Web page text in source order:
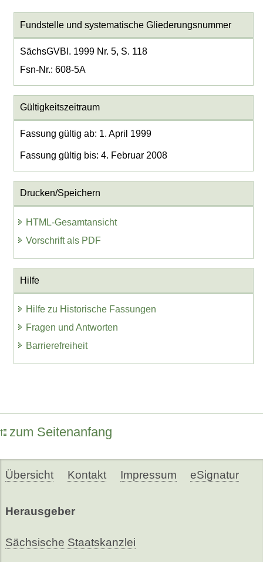
Fundstelle und systematische Gliederungsnummer
SächsGVBl. 1999 Nr. 5, S. 118
Fsn-Nr.: 608-5A
Gültigkeitszeitraum
Fassung gültig ab: 1. April 1999
Fassung gültig bis: 4. Februar 2008
Drucken/Speichern
HTML-Gesamtansicht
Vorschrift als PDF
Hilfe
Hilfe zu Historische Fassungen
Fragen und Antworten
Barrierefreiheit
zum Seitenanfang
Übersicht Kontakt Impressum eSignatur
Herausgeber
Sächsische Staatskanzlei